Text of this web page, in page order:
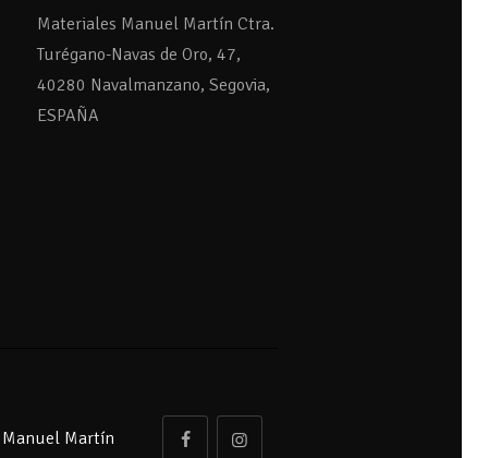
Materiales Manuel Martín Ctra.
Turégano-Navas de Oro, 47,
40280 Navalmanzano, Segovia,
ESPAÑA